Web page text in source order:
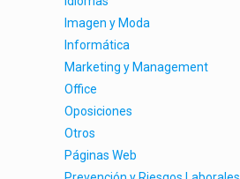
Imagen y Moda
Informática
Marketing y Management
Office
Oposiciones
Otros
Páginas Web